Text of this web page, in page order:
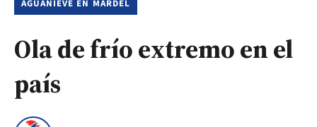
AGUANIEVE EN MARDEL
Ola de frío extremo en el
país